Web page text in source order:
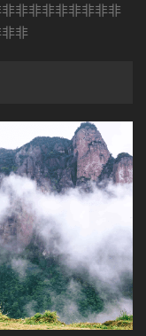
非非非非非非非非
非